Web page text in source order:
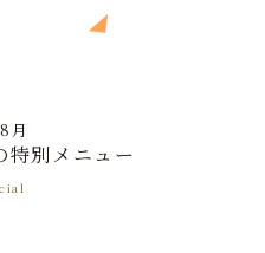
月
特別メニュー